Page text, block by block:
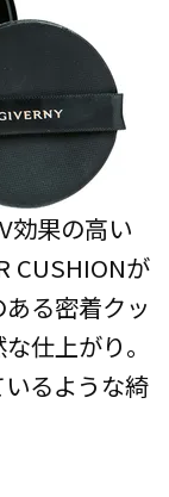
効果の高い
CUSHIONが
る密着クッ
仕上がり。
るような綺